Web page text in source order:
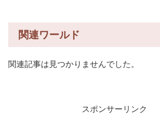
関連ワールド
関連記事は見つかりませんでした。
スポンサーリンク